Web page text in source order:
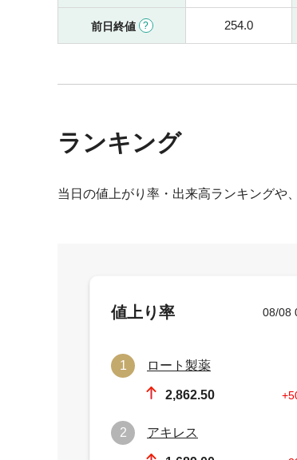
前日終値 254.0
ランキング
当日の値上がり率・出来高ランキングや